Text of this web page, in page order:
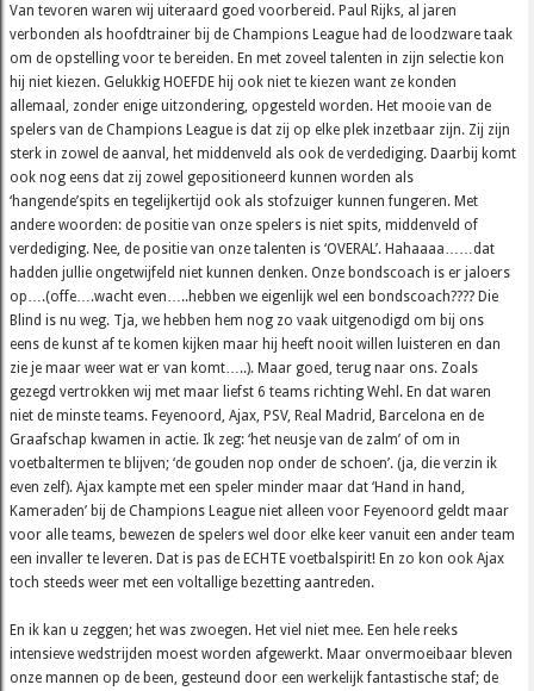
Van tevoren waren wij uiteraard goed voorbereid. Paul Rijks, al jaren
verbonden als hoofdtrainer bij de Champions League had de loodzware taak
om de opstelling voor te bereiden. En met zoveel talenten in zijn selectie kon
hij niet kiezen. Gelukkig HOEFDE hij ook niet te kiezen want ze konden
allemaal, zonder enige uitzondering, opgesteld worden. Het mooie van de
spelers van de Champions League is dat zij op elke plek inzetbaar zijn. Zij zijn
sterk in zowel de aanval, het middenveld als ook de verdediging. Daarbij komt
ook nog eens dat zij zowel gepositioneerd kunnen worden als
‘hangende’spits en tegelijkertijd ook als stofzuiger kunnen fungeren. Met
andere woorden: de positie van onze spelers is niet spits, middenveld of
verdediging. Nee, de positie van onze talenten is ‘OVERAL’. Hahaaaa……dat
hadden jullie ongetwijfeld niet kunnen denken. Onze bondscoach is er jaloers
op….(offe….wacht even…..hebben we eigenlijk wel een bondscoach???? Die
Blind is nu weg. Tja, we hebben hem nog zo vaak uitgenodigd om bij ons
eens de kunst af te komen kijken maar hij heeft nooit willen luisteren en dan
zie je maar weer wat er van komt…..). Maar goed, terug naar ons. Zoals
gezegd vertrokken wij met maar liefst 6 teams richting Wehl. En dat waren
niet de minste teams. Feyenoord, Ajax, PSV, Real Madrid, Barcelona en de
Graafschap kwamen in actie. Ik zeg: ‘het neusje van de zalm’ of om in
voetbaltermen te blijven; ‘de gouden nop onder de schoen’. (ja, die verzin ik
even zelf). Ajax kampte met een speler minder maar dat ‘Hand in hand,
Kameraden’ bij de Champions League niet alleen voor Feyenoord geldt maar
voor alle teams, bewezen de spelers wel door elke keer vanuit een ander team
een invaller te leveren. Dat is pas de ECHTE voetbalspirit! En zo kon ook Ajax
toch steeds weer met een voltallige bezetting aantreden.
En ik kan u zeggen; het was zwoegen. Het viel niet mee. Een hele reeks
intensieve wedstrijden moest worden afgewerkt. Maar onvermoeibaar bleven
onze mannen op de been, gesteund door een werkelijk fantastische staf; de